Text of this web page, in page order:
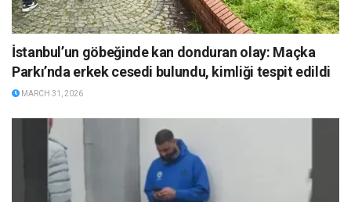
İstanbul’un göbeğinde kan donduran olay: Maçka
Parkı’nda erkek cesedi bulundu, kimliği tespit edildi
MARCH 31, 2026